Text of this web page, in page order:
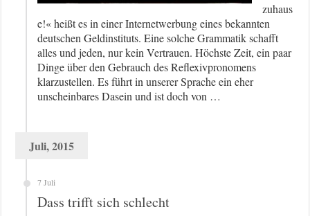
zuhaus
e!« heißt es in einer Internetwerbung eines bekannten
deutschen Geldinstituts. Eine solche Grammatik schafft
alles und jeden, nur kein Vertrauen. Höchste Zeit, ein paar
Dinge über den Gebrauch des Reflexivpronomens
klarzustellen. Es führt in unserer Sprache ein eher
unscheinbares Dasein und ist doch von …
Juli, 2015
7 Juli
Dass trifft sich schlecht